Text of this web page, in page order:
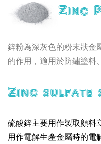
Zinc
鋅粉為深灰色的粉末狀金
的作用，適用於防鏽塗料
Zinc sulfate
硫酸鋅主要用作製取顏料
用作電解生產金屬時的電